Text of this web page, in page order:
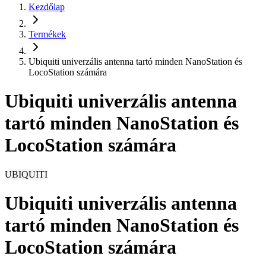
Kezdőlap
Termékek
Ubiquiti univerzális antenna tartó minden NanoStation és
LocoStation számára
Ubiquiti univerzális antenna
tartó minden NanoStation és
LocoStation számára
UBIQUITI
Ubiquiti univerzális antenna
tartó minden NanoStation és
LocoStation számára